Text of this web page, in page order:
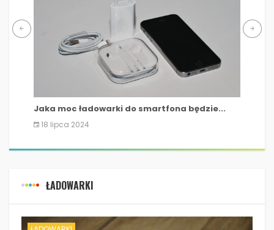
Jaka moc ładowarki do smartfona będzie...
18 lipca 2024
ŁADOWARKI